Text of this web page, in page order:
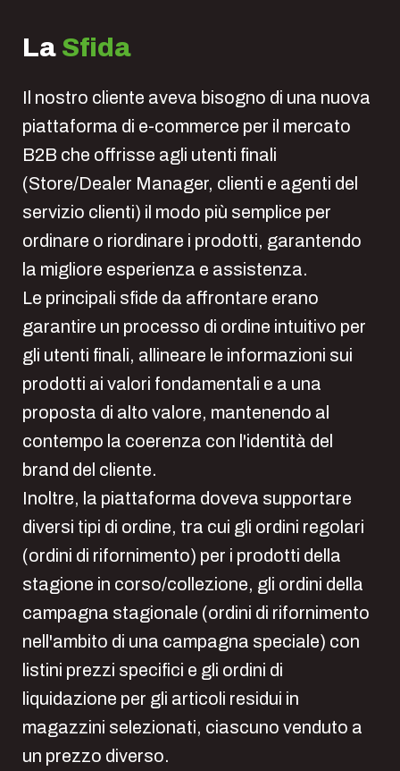
La Sfida
Il nostro cliente aveva bisogno di una nuova
piattaforma di e-commerce per il mercato
B2B che offrisse agli utenti finali
(Store/Dealer Manager, clienti e agenti del
servizio clienti) il modo più semplice per
ordinare o riordinare i prodotti, garantendo
la migliore esperienza e assistenza.
Le principali sfide da affrontare erano
garantire un processo di ordine intuitivo per
gli utenti finali, allineare le informazioni sui
prodotti ai valori fondamentali e a una
proposta di alto valore, mantenendo al
contempo la coerenza con l'identità del
brand del cliente.
Inoltre, la piattaforma doveva supportare
diversi tipi di ordine, tra cui gli ordini regolari
(ordini di rifornimento) per i prodotti della
stagione in corso/collezione, gli ordini della
campagna stagionale (ordini di rifornimento
nell'ambito di una campagna speciale) con
listini prezzi specifici e gli ordini di
liquidazione per gli articoli residui in
magazzini selezionati, ciascuno venduto a
un prezzo diverso.